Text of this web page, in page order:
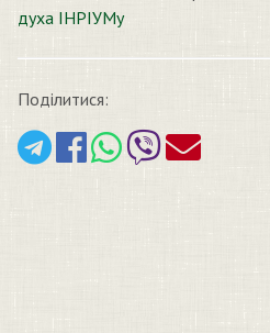
духа ІНРІУМу
Поділитися: